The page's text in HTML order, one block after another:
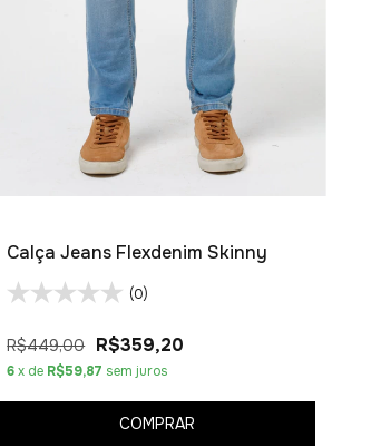
Calça Jeans Flexdenim Skinny
(0)
R$449,00 R$359,20
6 x de R$59,87 sem juros
COMPRAR